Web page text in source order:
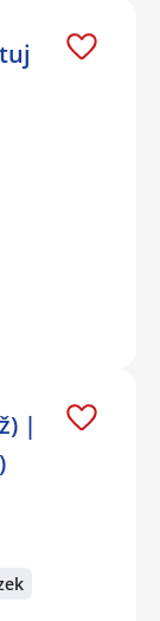
|